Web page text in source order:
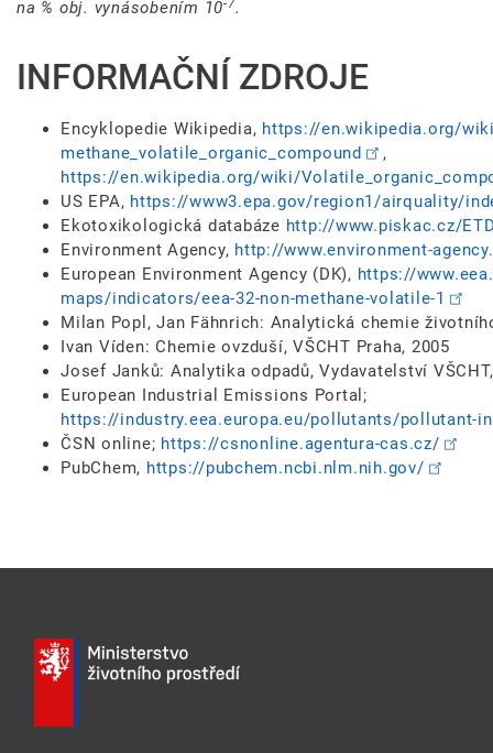
na % obj. vynásobením 10-7.
INFORMAČNÍ ZDROJE
Encyklopedie Wikipedia, https://en.wikipedia.org/
methane_volatile_organic_compound
,
https://en.wikipedia.org/wiki/
US EPA, https://www3.epa.gov/region1/airquality/
Ekotoxikologická databáze http://www.piskac.cz/
Environment Agency, http://www.environment-
European Environment Agency (DK), https://
maps/indicators/eea-32-non-methane-volatile-1
Milan Popl, Jan Fähnrich: Analytická chemie
Ivan Víden: Chemie ovzduší, VŠCHT Praha, 2005
Josef Janků: Analytika odpadů, Vydavatelství
European Industrial Emissions Portal;
https://industry.eea.europa.eu/pollutants/pollutant-
ČSN online; https://csnonline.agentura-cas.cz/
PubChem, https://pubchem.ncbi.nlm.nih.gov/